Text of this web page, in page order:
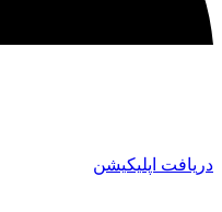
دریافت اپلیکیشن